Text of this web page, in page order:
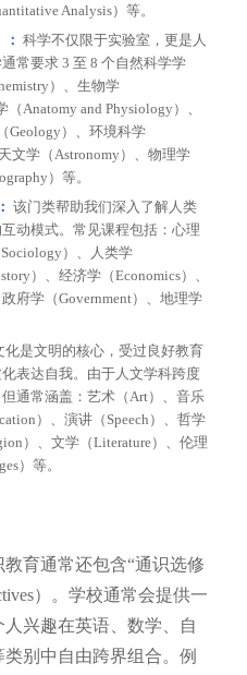
Analysis）等。
科学不仅限于实验室，更是人
常要求 3 至 8 个自然科学学
）、生物学
Anatomy and Physiology）、
Geology）、环境科学
文学（Astronomy）、物理学
）等。
该门类帮助我们深入了解人类
动模式。常见课程包括：心理
）、人类学
）、经济学（Economics）、
府学（Government）、地理学
化是文明的核心，受过良好教育
表达自我。由于人文学科跨度
通常涵盖：艺术（Art）、音乐
）、演讲（Speech）、哲学
）、文学（Literature）、伦理
）等。
育通常还包含“通识选修
）。学校通常会提供一
兴趣在英语、数学、自
别中自由跨界组合。例